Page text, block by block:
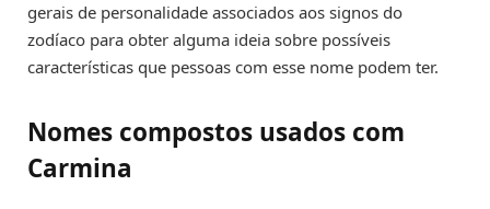
gerais de personalidade associados aos signos do
zodíaco para obter alguma ideia sobre possíveis
características que pessoas com esse nome podem ter.
Nomes compostos usados com
Carmina